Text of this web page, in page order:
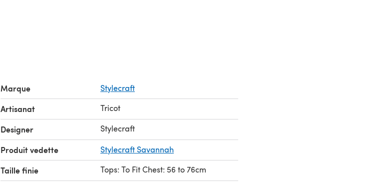
Marque Stylecraft
Artisanat Tricot
Designer Stylecraft
Produit vedette Stylecraft Savannah
Taille finie Tops: To Fit Chest: 56 to 76cm